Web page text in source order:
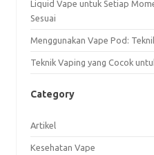
Liquid Vape untuk Setiap
Sesuai
Menggunakan Vape Pod:
Teknik Vaping yang Cocok
Category
Artikel
Kesehatan Vape